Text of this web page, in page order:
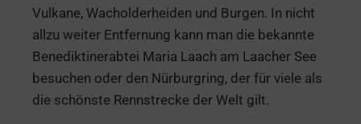
Vulkane, Wacholderheiden und Burgen. In nicht
allzu weiter Entfernung kann man die bekannte
Benediktinerabtei Maria Laach am Laacher See
besuchen oder den Nürburgring, der für viele als
die schönste Rennstrecke der Welt gilt.